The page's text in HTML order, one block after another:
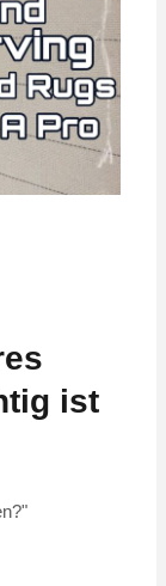
ist